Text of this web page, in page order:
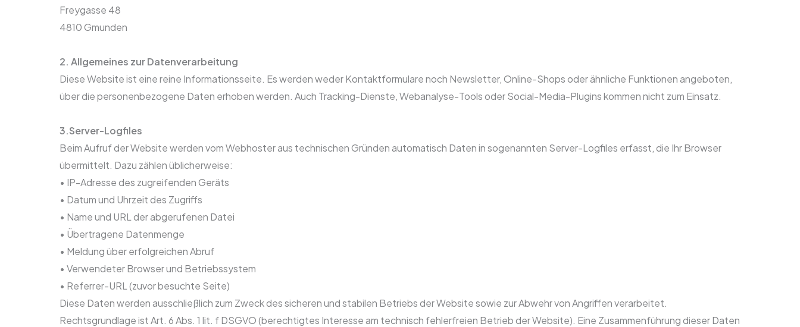
Freygasse 48
4810 Gmunden
2. Allgemeines zur Datenverarbeitung
Diese Website ist eine reine Informationsseite. Es werden weder Kontaktformulare noch Newsletter, Online-Shops oder ähnliche Funktionen angeboten,
über die personenbezogene Daten erhoben werden. Auch Tracking-Dienste, Webanalyse-Tools oder Social-Media-Plugins kommen nicht zum Einsatz.
3.Server-Logfiles
Beim Aufruf der Website werden vom Webhoster aus technischen Gründen automatisch Daten in sogenannten Server-Logfiles erfasst, die Ihr Browser
übermittelt. Dazu zählen üblicherweise:
• IP-Adresse des zugreifenden Geräts
• Datum und Uhrzeit des Zugriffs
• Name und URL der abgerufenen Datei
• Übertragene Datenmenge
• Meldung über erfolgreichen Abruf
• Verwendeter Browser und Betriebssystem
• Referrer-URL (zuvor besuchte Seite)
Diese Daten werden ausschließlich zum Zweck des sicheren und stabilen Betriebs der Website sowie zur Abwehr von Angriffen verarbeitet.
Rechtsgrundlage ist Art. 6 Abs. 1 lit. f DSGVO (berechtigtes Interesse am technisch fehlerfreien Betrieb der Website). Eine Zusammenführung dieser Daten